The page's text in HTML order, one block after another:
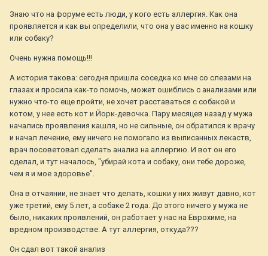
Знаю что на форуме есть люди, у кого есть аллергия. Как она
проявляется и как вы определили, что она у вас именно на кошку
или собаку?
Очень нужна помощь!!!
А история такова: сегодня пришла соседка ко мне со слезами на
глазах и просила как-то помочь, может ошиблись с анализами или
нужно что-то еще пройти, не хочет расставаться с собакой и
котом, у нее есть кот и Йорк-девочка. Пару месяцев назад у мужа
начались проявления кашля, но не сильные, он обратился к врачу
и начал лечение, ему ничего не помогало из выписанных лекаств,
врач посоветовал сделать анализ на аллергию. И вот он его
сделал, и тут началось, "убирай кота и собаку, они тебе дороже,
чем я и мое здоровье".
Она в отчаянии, не знает что делать, кошки у них живут давно, кот
уже третий, ему 5 лет, а собаке 2 года. До этого ничего у мужа не
было, никаких проявлений, он работает у нас на Еврохиме, на
вредном производстве. А тут аллергия, откуда???
Он сдал вот такой анализ